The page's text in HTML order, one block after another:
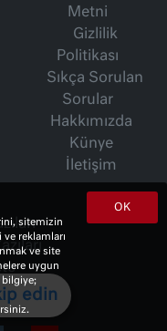
Metni
Gizlilik
Politikası
Sıkça Sorulan
Sorular
Hakkımızda
Künye
İletişim
OK
sitemizin
ve reklamları
ve site
uygun
bilgiye;
edin